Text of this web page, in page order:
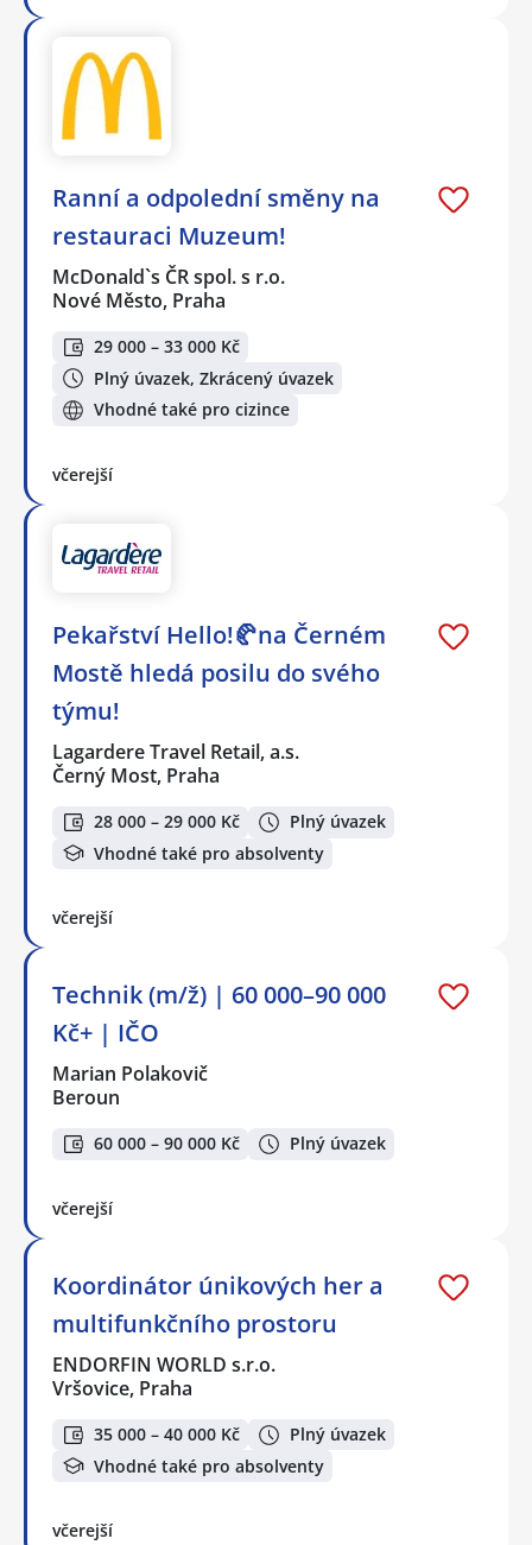
Ranní a odpolední směny na
restauraci Muzeum!
McDonald`s ČR spol. s r.o.
Nové Město, Praha
29 000 – 33 000 Kč
Plný úvazek, Zkrácený úvazek
Vhodné také pro cizince
včerejší
Pekařství Hello!🥐na Černém
Mostě hledá posilu do svého
týmu!
Lagardere Travel Retail, a.s.
Černý Most, Praha
28 000 – 29 000 Kč
Plný úvazek
Vhodné také pro absolventy
včerejší
Technik (m/ž) | 60 000–90 000
Kč+ | IČO
Marian Polakovič
Beroun
60 000 – 90 000 Kč Plný úvazek
včerejší
Koordinátor únikových her a
multifunkčního prostoru
ENDORFIN WORLD s.r.o.
Vršovice, Praha
35 000 – 40 000 Kč
Plný úvazek
Vhodné také pro absolventy
včerejší